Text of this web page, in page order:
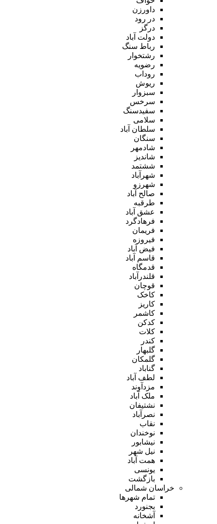
داورزن
در رود
درگز
دولت آباد
رباط سنگ
رشتخوار
رضویه
روداب
ریوش
سبزوار
سرخس
سفیدسنگ
سلامی
سلطان آباد
سنگان
شادمهر
شاندیز
ششتمد
شهرآباد
شهرزو
صالح آباد
طرقبه
عشق آباد
فرهادگرد
فریمان
فیروزه
فیض آباد
قاسم آباد
قدمگاه
قلندرآباد
قوچان
کاخک
کاریز
کاشمر
کدکن
کلات
کندر
گلبهار
گلمکان
گناباد
لطف آباد
مزدآوند
ملک آباد
نشتیفان
نصرآباد
نقاب
نوخندان
نیشابور
نیل شهر
همت آباد
یونسی
بازگشت
خراسان شمالی
تمام شهر‌ها
بجنورد
آشخانه